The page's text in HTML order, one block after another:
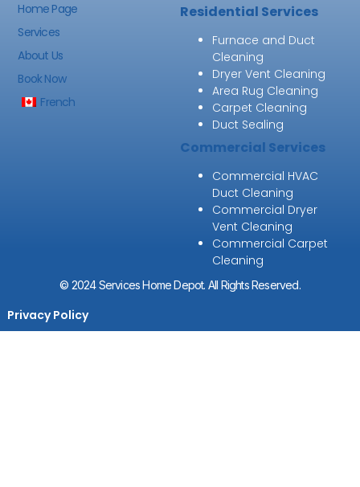
Home Page
Services
About Us
Book Now
French
Residential Services
Furnace and Duct
Cleaning
Dryer Vent Cleaning
Area Rug Cleaning
Carpet Cleaning
Duct Sealing
Commercial Services
Commercial HVAC
Duct Cleaning
Commercial Dryer
Vent Cleaning
Commercial Carpet
Cleaning
© 2024 Services Home Depot. All Rights Reserved.
Privacy Policy